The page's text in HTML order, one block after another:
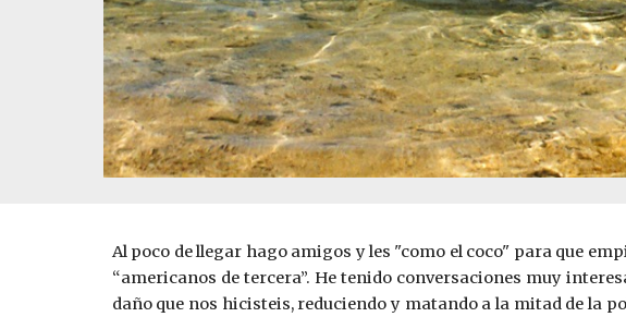
Al poco de llegar hago amigos y les "como el coco" para que
“americanos de tercera”. He tenido conversaciones muy
daño que nos hicisteis, reduciendo y matando a la mitad de la